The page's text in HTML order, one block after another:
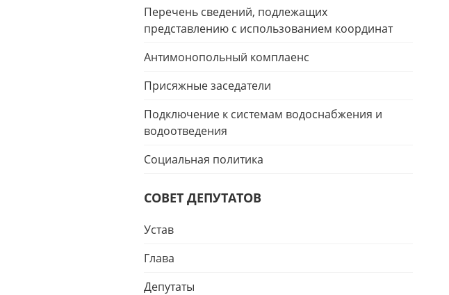
Перечень сведений, подлежащих
представлению с использованием координат
Антимонопольный комплаенс
Присяжные заседатели
Подключение к системам водоснабжения и
водоотведения
Социальная политика
СОВЕТ ДЕПУТАТОВ
Устав
Глава
Депутаты